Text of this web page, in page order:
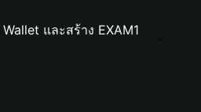
และสร้าง EXAM1